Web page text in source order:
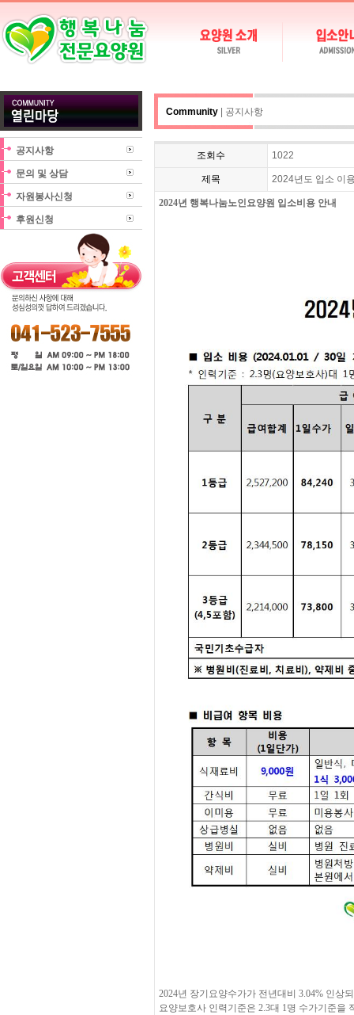
공지사항
문의 및 상담
자원봉사신청
후원신청
Community | 공지사항
조회수 1022
제목 2024년도 입소 이
2024년 행복나눔노인요양원 입소비용 안내
2024년 장기요양수가가 전년대비 3.04% 인상
요양보호사 인력기준은 2.3대 1명 수가기준을